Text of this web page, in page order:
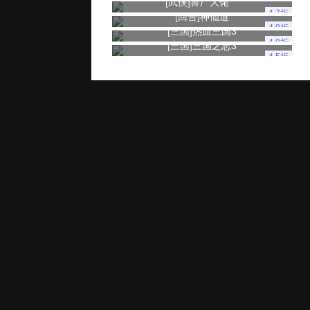
4.7折
[回合]神仙道
4.8折
[三国]热血三国3
4.8折
[三国]三国之志3
4.5折